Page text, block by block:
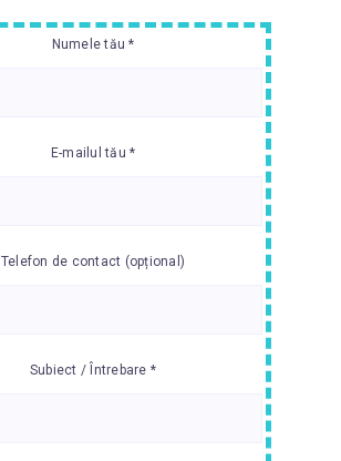
Numele tău *
E-mailul tău *
Telefon de contact (opțional)
Subiect / Întrebare *